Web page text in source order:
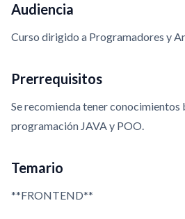
Audiencia
Curso dirigido a Programadores y
Prerrequisitos
Se recomienda tener conocimientos
programación JAVA y POO.
Temario
**FRONTEND**